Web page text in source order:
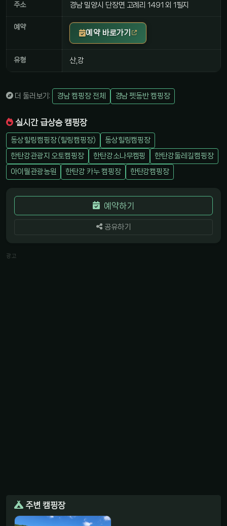
주소 경남 밀양시 단장면 고례리 1491 외 1필지
예약
예약 바로가기
유형 산,강
더 둘러보기: 경남 캠핑장 전체 경남 펫동반 캠핑장
실시간 급상승 캠핑장
동상힐링캠핑장 (힐링캠핑장)
동상힐링캠핑장
한탄강관광지 오토캠핑장
한탄강소나무캠핑
한탄강둘레길캠핑장
아이월관광농원
한탄강 카누 캠핑장 한탄강캠핑장
예약하기
공유하기
광고
주변 캠핑장